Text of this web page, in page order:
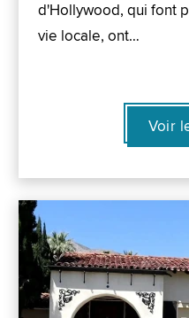
d'Hollywood, qui font
vie locale, ont…
Voir